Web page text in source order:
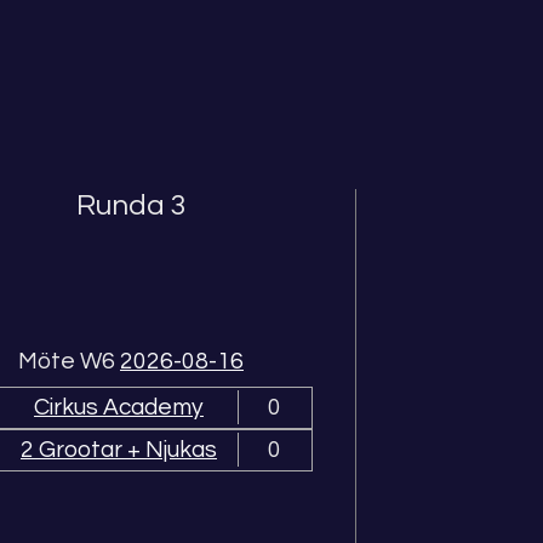
Runda 3
Möte W6 2026-08-16
Cirkus Academy
0
2 Grootar + Njukas
0